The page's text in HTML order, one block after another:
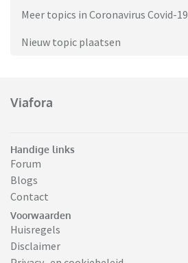
Meer topics in Coronavirus Covid-19
Nieuw topic plaatsen
Viafora
Handige links
Forum
Blogs
Contact
Voorwaarden
Huisregels
Disclaimer